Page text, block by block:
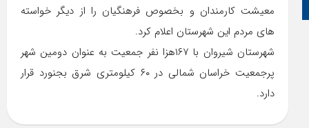
معیشت کارمندان و بخصوص فرهنگیان را از دیگر خواسته
های مردم این شهرستان اعلام کرد.
شهرستان شیروان با ۱۶۷هزا نفر جمعیت به عنوان دومین شهر
پرجمعیت خراسان شمالی در ۶۰ کیلومتری شرق بجنورد قرار
دارد.